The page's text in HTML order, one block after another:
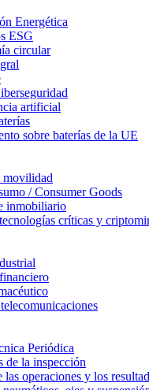
Energética
ESG
circular
artificial
sobre baterías de la UE
/ Consumer Goods
inmobiliario
críticas y
Periódica
de la inspección
operaciones y los